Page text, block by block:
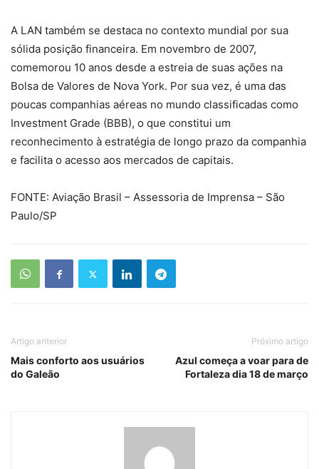
A LAN também se destaca no contexto mundial por sua
sólida posição financeira. Em novembro de 2007,
comemorou 10 anos desde a estreia de suas ações na
Bolsa de Valores de Nova York. Por sua vez, é uma das
poucas companhias aéreas no mundo classificadas como
Investment Grade (BBB), o que constitui um
reconhecimento à estratégia de longo prazo da companhia
e facilita o acesso aos mercados de capitais.
FONTE: Aviação Brasil – Assessoria de Imprensa – São
Paulo/SP
Artigo anterior
Mais conforto aos usuários
do Galeão
Próximo artigo
Azul começa a voar para de
Fortaleza dia 18 de março